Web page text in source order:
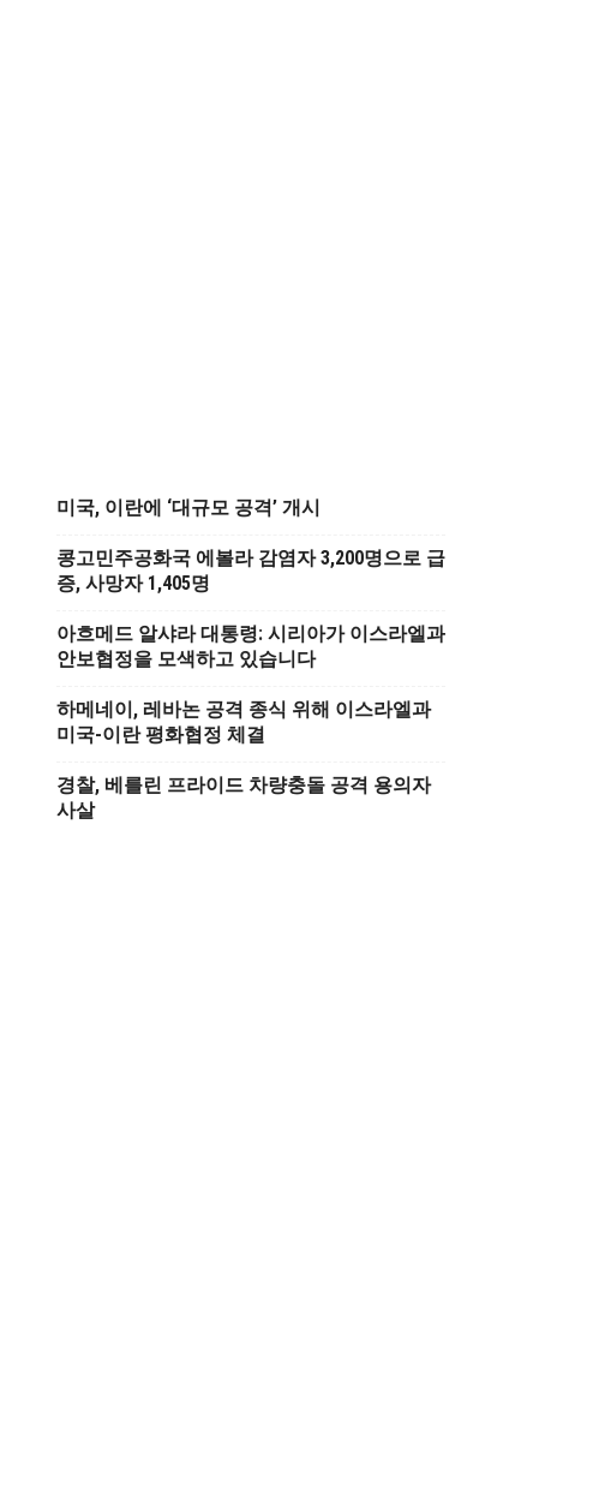
미국, 이란에 ‘대규모 공격’ 개시
콩고민주공화국 에볼라 감염자 3,200명으로 급
증, 사망자 1,405명
아흐메드 알샤라 대통령: 시리아가 이스라엘과
안보협정을 모색하고 있습니다
하메네이, 레바논 공격 종식 위해 이스라엘과
미국-이란 평화협정 체결
경찰, 베를린 프라이드 차량충돌 공격 용의자
사살